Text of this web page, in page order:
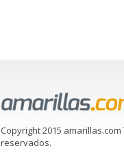
Copyright 2015
reservados.